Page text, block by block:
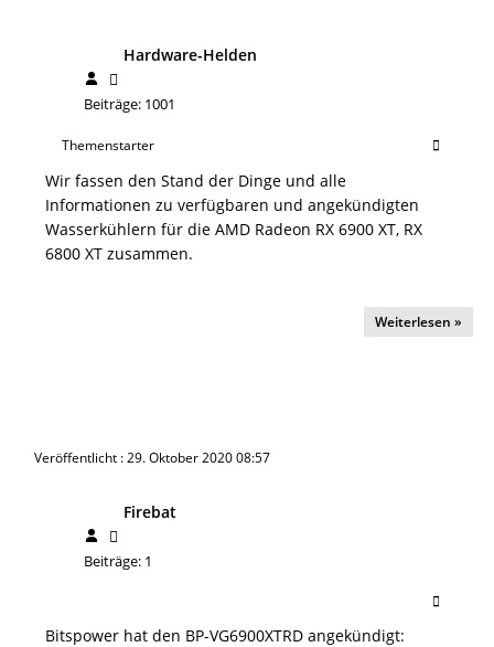
Hardware-Helden
Beiträge: 1001
Themenstarter
Wir fassen den Stand der Dinge und alle
Informationen zu verfügbaren und angekündigten
Wasserkühlern für die AMD Radeon RX 6900 XT, RX
6800 XT zusammen.
Weiterlesen »
Veröffentlicht : 29. Oktober 2020 08:57
Firebat
Beiträge: 1
Bitspower hat den BP-VG6900XTRD angekündigt: